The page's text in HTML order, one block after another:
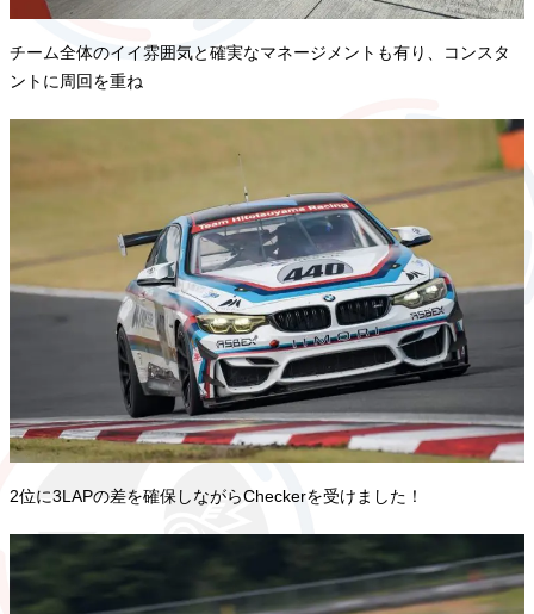
チーム全体のイイ雰囲気と確実なマネージメントも有り、コンスタ
ントに周回を重ね
2位に3LAPの差を確保しながらCheckerを受けました！